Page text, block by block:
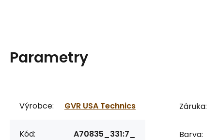
Parametry
Výrobce: GVR USA Technics
Kód: A70835_331:7_
Záruka:
Barva: